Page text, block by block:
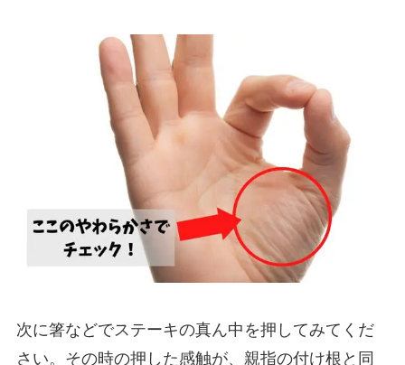
次に箸などでステーキの真ん中を押してみてくだ
さい。その時の押した感触が、親指の付け根と同